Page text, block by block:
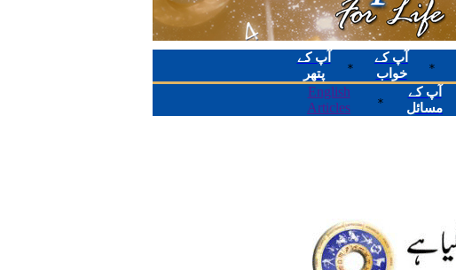
*
آپ کے
خواب
*
آپ کے
پتھر
آپ کے
مسائل
*
English
Articles